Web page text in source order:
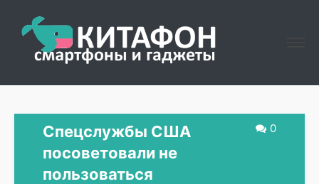
0
Спецслужбы США
посоветовали не
пользоваться